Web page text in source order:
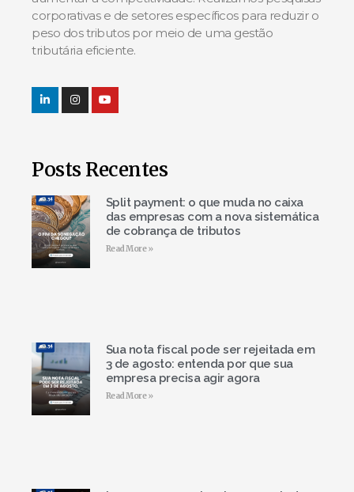
corporativas e de setores específicos para reduzir o
peso dos tributos por meio de uma gestão
tributária eficiente.
Posts Recentes
Split payment: o que muda no caixa
das empresas com a nova sistemática
de cobrança de tributos
Read More »
Sua nota fiscal pode ser rejeitada em
3 de agosto: entenda por que sua
empresa precisa agir agora
Read More »